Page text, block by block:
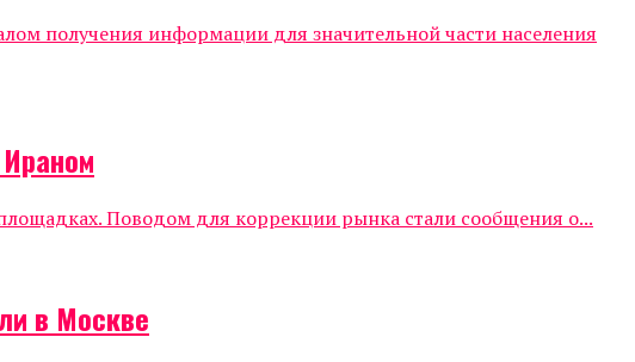
получения информации для значительной части населения
Поводом для коррекции рынка стали сообщения о...
в Москве